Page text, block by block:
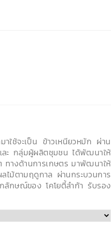
ใช้จะเป็น ข้าวเหนียวหมัก ผ่าน
ละ กลุ่มผู้ผลิตชุมชน ได้พัฒนาให้
ทางด้านการเกษตร มาพัฒนาให้
ไม้ตามฤดูกาล ผ่านกระบวนการ
ลักษณ์ของ โคโยตี้ลำก้า รับรอง